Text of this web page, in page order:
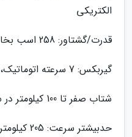
الکتریکی
قدرت/گشتاور: 258 اسب بخار/425 نیوتون متر
گیربکس: 7 سرعته اتوماتیک، دیفرانسیل جلو
شتاب صفر تا 100 کیلومتر در ساعت: 7.3 ثانیه
حدبیشتر سرعت: 205 کیلومتر در ساعت